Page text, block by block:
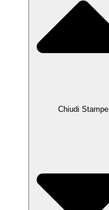
Chiudi Stampe